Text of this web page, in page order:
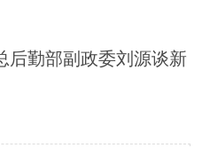
勤部副政委刘源谈新